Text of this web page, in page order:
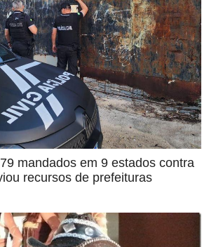
mandados em 9 estados contra
recursos de prefeituras